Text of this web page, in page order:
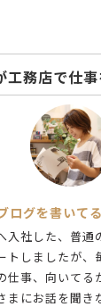
工務店で仕
グを書いてる
入社した、普通
トしましたが、
仕事、向いてる
まにお話を聞き